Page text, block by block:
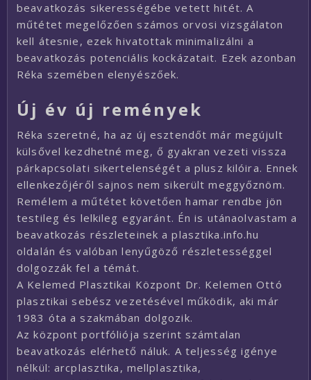
beavatkozás sikerességébe vetett hitét. A
műtétet megelőzően számos orvosi vizsgálaton
kell átesnie, ezek hivatottak minimalizálni a
beavatkozás potenciális kockázatait. Ezek azonban
Réka szemében elenyészőek.
Új év új remények
Réka szeretné, ha az új esztendőt már megújult
külsővel kezdhetné meg, ő gyakran vezeti vissza
párkapcsolati sikertelenségét a plusz kilóira. Ennek
ellenkezőjéről sajnos nem sikerült meggyőznöm.
Remélem a műtétet követően hamar rendbe jön
testileg és lelkileg egyaránt. Én is utánaolvastam a
beavatkozás részleteinek a plasztika.info.hu
oldalán és valóban lenyűgöző részletességgel
dolgozzák fel a témát.
A Kelemed Plasztikai Központ Dr. Kelemen Ottó
plasztikai sebész vezetésével működik, aki már
1983 óta a szakmában dolgozik.
Az központ portfóliója szerint számtalan
beavatkozás elérhető náluk. A teljesség igénye
nélkül: arcplasztika, mellplasztika,